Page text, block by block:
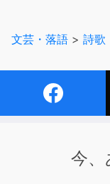
自由律短歌が、現
に、もっとも適し
ポタァン ポタァ
暖かいんです ぽ
文芸・落語 > 詩歌
今、